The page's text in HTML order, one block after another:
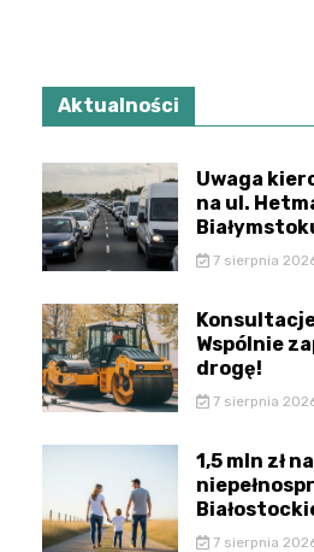
Aktualności
Uwaga
na ul.
7 sierpnia
Wspólnie
drogę!
7 sierpnia
1,5 mln zł
7 sierpnia